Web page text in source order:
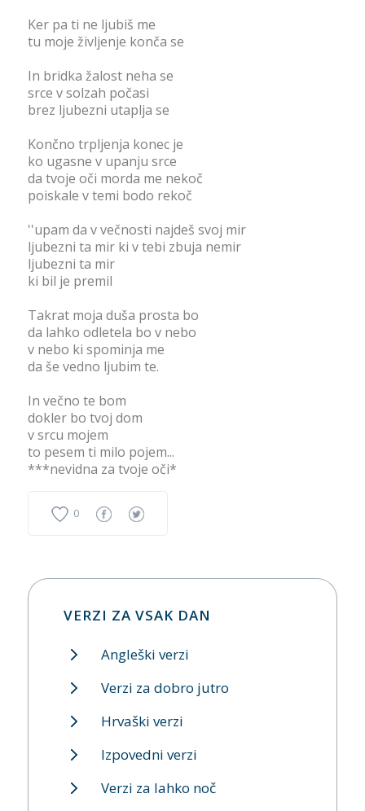
Ker pa ti ne ljubiš me
tu moje življenje konča se
In bridka žalost neha se
srce v solzah počasi
brez ljubezni utaplja se
Končno trpljenja konec je
ko ugasne v upanju srce
da tvoje oči morda me nekoč
poiskale v temi bodo rekoč
''upam da v večnosti najdeš svoj mir
ljubezni ta mir ki v tebi zbuja nemir
ljubezni ta mir
ki bil je premil
Takrat moja duša prosta bo
da lahko odletela bo v nebo
v nebo ki spominja me
da še vedno ljubim te.
In večno te bom
dokler bo tvoj dom
v srcu mojem
to pesem ti milo pojem...
***nevidna za tvoje oči*
0
VERZI ZA VSAK DAN
Angleški verzi
Verzi za dobro jutro
Hrvaški verzi
Izpovedni verzi
Verzi za lahko noč